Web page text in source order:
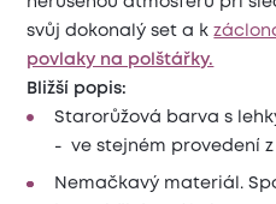
svůj dokonalý set a k
povlaky na polštářky.
Bližší popis:
Starorůžová barva s
- ve stejném provedení
Nemačkavý materiál.